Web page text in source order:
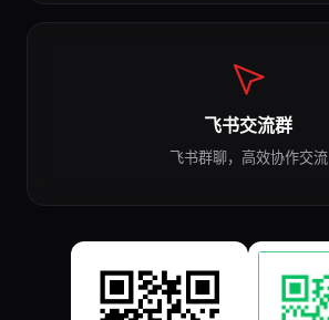
飞书交流群
飞书群聊，高效协作交流